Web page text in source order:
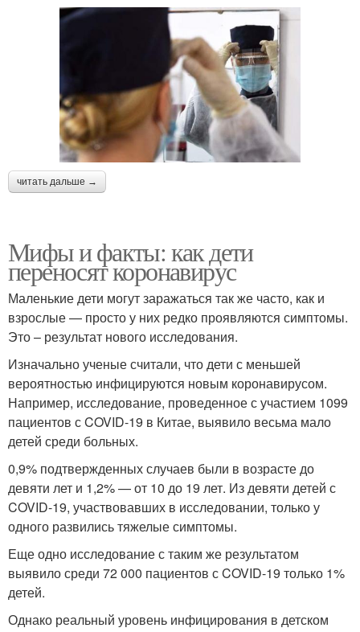
читать дальше →
Мифы и факты: как дети
переносят коронавирус
Маленькие дети могут заражаться так же часто, как и
взрослые — просто у них редко проявляются симптомы.
Это – результат нового исследования.
Изначально ученые считали, что дети с меньшей
вероятностью инфицируются новым коронавирусом.
Например, исследование, проведенное с участием 1099
пациентов с COVID-19 в Китае, выявило весьма мало
детей среди больных.
0,9% подтвержденных случаев были в возрасте до
девяти лет и 1,2% — от 10 до 19 лет. Из девяти детей с
COVID-19, участвовавших в исследовании, только у
одного развились тяжелые симптомы.
Еще одно исследование с таким же результатом
выявило среди 72 000 пациентов с COVID-19 только 1%
детей.
Однако реальный уровень инфицирования в детском